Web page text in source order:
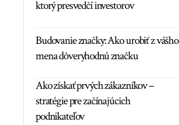
ktorý presvedčí investorov
Budovanie značky: Ako urobiť z vášho
mena dôveryhodnú značku
Ako získať prvých zákazníkov –
stratégie pre začínajúcich
podnikateľov